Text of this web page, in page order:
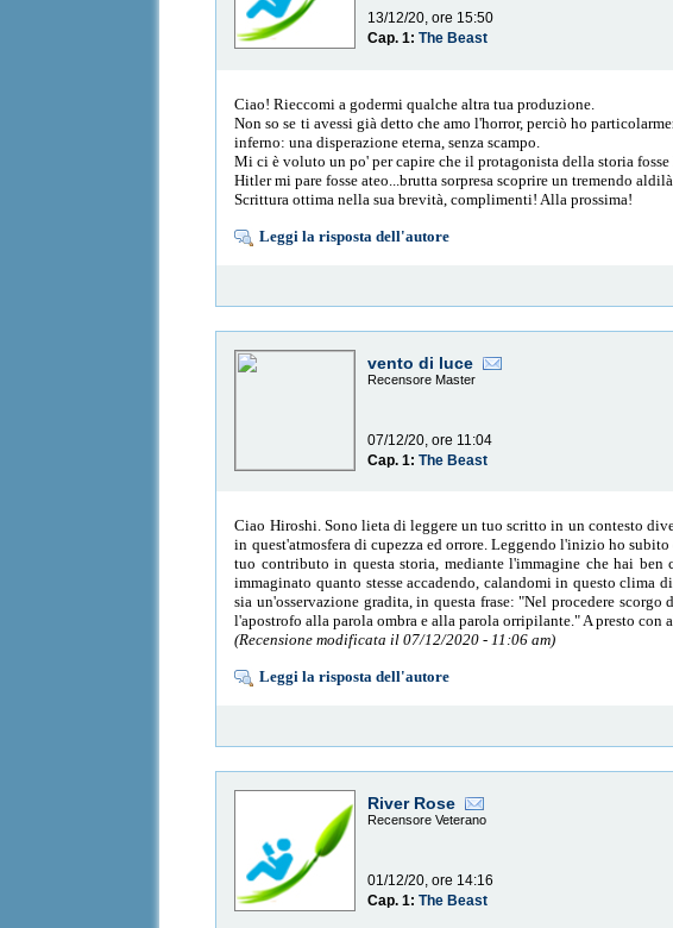
13/12/20, ore 15:50
Cap. 1:The Beast
Ciao! Rieccomi a godermi qualche altra tua produzione.
Non so se ti avessi già detto che amo l'horror, perciò ho
inferno: una disperazione eterna, senza scampo.
Mi ci è voluto un po' per capire che il protagonista della storia
Hitler mi pare fosse ateo...brutta sorpresa scoprire un tremendo
Scrittura ottima nella sua brevità, complimenti! Alla prossima!
Leggi la risposta dell'autore
vento di luce
Recensore Master
07/12/20, ore 11:04
Cap. 1:The Beast
Ciao Hiroshi. Sono lieta di leggere un tuo scritto in un contesto
in quest'atmosfera di cupezza ed orrore. Leggendo l'inizio ho
tuo contributo in questa storia, mediante l'immagine che hai
immaginato quanto stesse accadendo, calandomi in questo clima
sia un'osservazione gradita, in questa frase: "Nel procedere
l'apostrofo alla parola ombra e alla parola orripilante." A presto con
(Recensione modificata il 07/12/2020 - 11:06 am)
Leggi la risposta dell'autore
River Rose
Recensore Veterano
01/12/20, ore 14:16
Cap. 1:The Beast